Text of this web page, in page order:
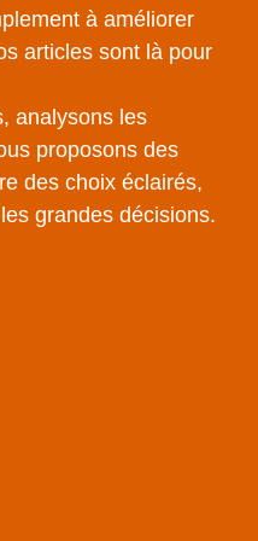
à améliorer
articles sont là pour
analysons les
proposons des
des choix éclairés,
grandes décisions.